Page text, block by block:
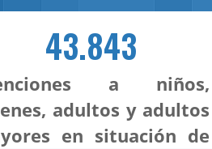
43.843
a niños,
adultos y adultos
en situación de